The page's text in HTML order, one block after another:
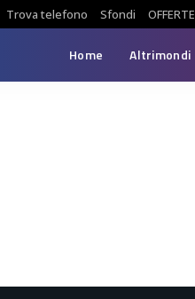
Trova telefono Sfondi OFFERTE
Home Altrimondi